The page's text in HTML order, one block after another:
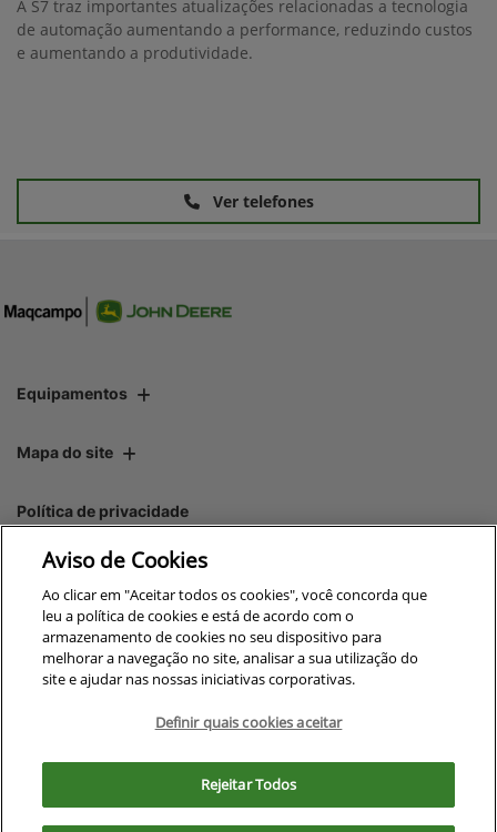
Tecnologia e automação
A S7 traz importantes atualizações relacionadas a tecnologia
Equipamentos
Mapa do site
Política de privacidade
CNPJ: 00.970.771/0006-16
No trânsito, enxergar o outro
salva vidas.
. Ao seguir com a navegação e visita você
concorda com nossas políticas.
Aviso de Cookies
Ao clicar em "Aceitar todos os cookies", você concorda que
leu a política de cookies e está de acordo com o
armazenamento de cookies no seu dispositivo para
melhorar a navegação no site, analisar a sua utilização do
site e ajudar nas nossas iniciativas corporativas.
Definir quais cookies aceitar
Rejeitar Todos